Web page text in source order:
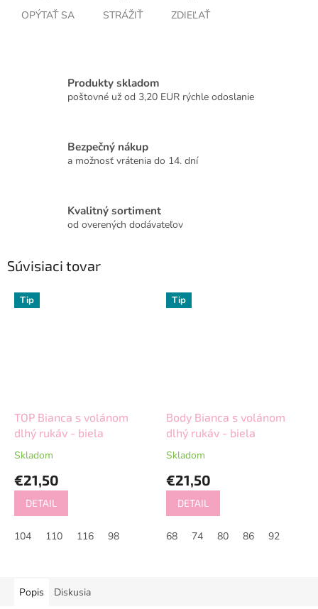
OPÝTAŤ SA STRÁŽIŤ ZDIEĽAŤ
Produkty skladom
poštovné už od 3,20 EUR rýchle odoslanie
Bezpečný nákup
a možnosť vrátenia do 14. dní
Kvalitný sortiment
od overených dodávateľov
Súvisiaci tovar
Tip
TOP Bianca s volánom
dlhý rukáv - biela
Skladom
€21,50
DETAIL
104 110 116 98
Tip
Body Bianca s volánom
dlhý rukáv - biela
Skladom
€21,50
DETAIL
68 74 80 86 92
Popis Diskusia